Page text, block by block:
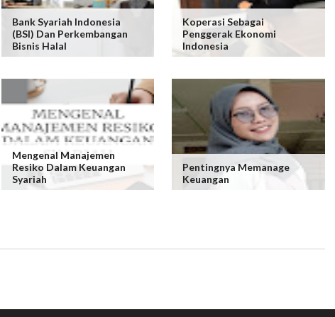
Bank Syariah Indonesia
(BSI) Dan Perkembangan
Bisnis Halal
Koperasi Sebagai
Penggerak Ekonomi
Indonesia
Mengenal Manajemen
Resiko Dalam Keuangan
Syariah
Pentingnya Memanage
Keuangan